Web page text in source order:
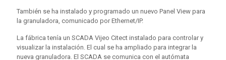
También se ha instalado y programado un nuevo Panel View para
la granuladora, comunicado por Ethernet/IP.
La fábrica tenía un SCADA Vijeo Citect instalado para controlar y
visualizar la instalación. El cual se ha ampliado para integrar la
nueva granuladora. El SCADA se comunica con el autómata